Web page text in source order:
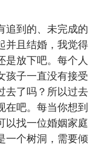
追到的、未完成的
并且结婚，我觉得
是放下吧。每个人
孩子一直没有接受
去了吗？所以过去
在吧。每当你想到
以找一位婚姻家庭
一个树洞，需要倾